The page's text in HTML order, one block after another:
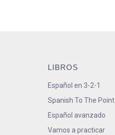
LIBROS
Español en 3-2-1
Spanish To The Point
Español avanzado
Vamos a practicar